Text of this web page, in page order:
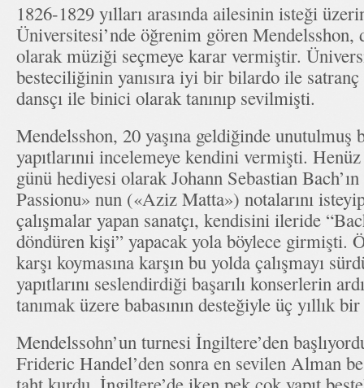
1826-1829 yılları arasında ailesinin isteği
Üniversitesi’nde öğrenim gören Mendelsshon,
olarak müziği seçmeye karar vermiştir.
besteciliğinin yanısıra iyi bir bilardo ile
dansçı ile binici olarak tanınıp sevilmişti.
Mendelsshon, 20 yaşına geldiğinde unutulmuş
yapıtlarınıi incelemeye kendini vermişti.
günü hediyesi olarak Johann Sebastian
Passionu» nun («Aziz Matta») notalarını
çalışmalar yapan sanatçı, kendisini ileride
döndüren kişi” yapacak yola böylece girmişti.
karşı koymasına karşın bu yolda çalışmayı
yapıtlarını seslendirdiği başarılı konserlerin
tanımak üzere babasının desteğiyle üç yıllık
Mendelssohn’un turnesi İngiltere’den
Frideric Handel’den sonra en sevilen Alman